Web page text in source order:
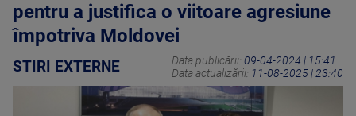
pentru a justifica o viitoare agresiune
împotriva Moldovei
STIRI EXTERNE Data publicării: 09-04-2024 | 15:41
Data actualizării: 11-08-2025 | 23:40